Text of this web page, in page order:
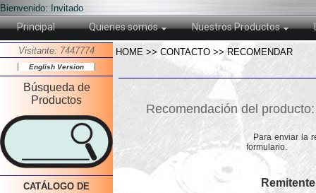
Bienvenido: Invitado
Principal Quienes somos Nuestros Productos
Visitante: 7447774
English Version
Búsqueda de
Productos
CATÁLOGO DE
Recomendación del
Para enviar la
formulario.
HOME >> CONTACTO >> RECOMENDAR